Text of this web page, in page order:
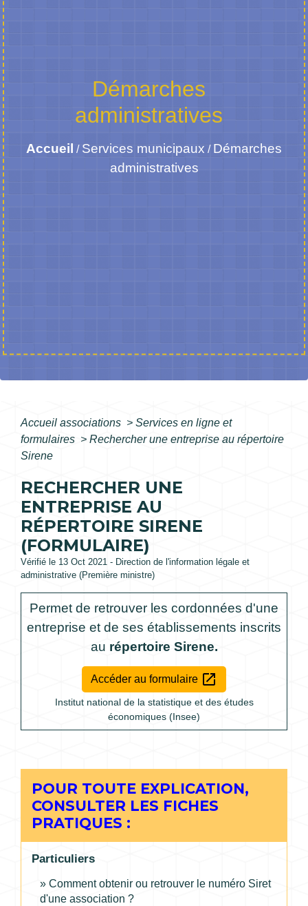
Démarches
administratives
Accueil / Services municipaux / Démarches
administratives
Accueil associations > Services en ligne et
formulaires > Rechercher une entreprise au répertoire
Sirene
RECHERCHER UNE
ENTREPRISE AU
RÉPERTOIRE SIRENE
(FORMULAIRE)
Vérifié le 13 Oct 2021 - Direction de l'information légale et
administrative (Première ministre)
Permet de retrouver les cordonnées d'une
entreprise et de ses établissements inscrits
au répertoire Sirene.
Accéder au formulaire open_in_new
Institut national de la statistique et des études
économiques (Insee)
POUR TOUTE EXPLICATION,
CONSULTER LES FICHES
PRATIQUES :
Particuliers
Comment obtenir ou retrouver le numéro Siret
d'une association ?